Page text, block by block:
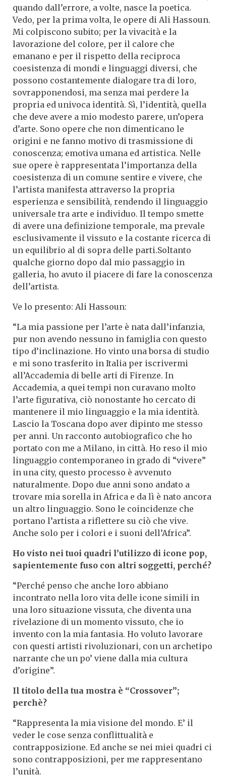
quando dall’errore, a volte, nasce la poetica.
Vedo, per la prima volta, le opere di Ali Hassoun.
Mi colpiscono subito; per la vivacità e la
lavorazione del colore, per il calore che
emanano e per il rispetto della reciproca
coesistenza di mondi e linguaggi diversi, che
possono costantemente dialogare tra di loro,
sovrapponendosi, ma senza mai perdere la
propria ed univoca identità. Sì, l’identità, quella
che deve avere a mio modesto parere, un’opera
d’arte. Sono opere che non dimenticano le
origini e ne fanno motivo di trasmissione di
conoscenza; emotiva umana ed artistica. Nelle
sue opere è rappresentata l’importanza della
coesistenza di un comune sentire e vivere, che
l’artista manifesta attraverso la propria
esperienza e sensibilità, rendendo il linguaggio
universale tra arte e individuo. Il tempo smette
di avere una definizione temporale, ma prevale
esclusivamente il vissuto e la costante ricerca di
un equilibrio al di sopra delle parti.Soltanto
qualche giorno dopo dal mio passaggio in
galleria, ho avuto il piacere di fare la conoscenza
dell’artista.
Ve lo presento: Ali Hassoun:
“La mia passione per l’arte è nata dall’infanzia,
pur non avendo nessuno in famiglia con questo
tipo d’inclinazione. Ho vinto una borsa di studio
e mi sono trasferito in Italia per iscrivermi
all’Accademia di belle arti di Firenze. In
Accademia, a quei tempi non curavano molto
l’arte figurativa, ciò nonostante ho cercato di
mantenere il mio linguaggio e la mia identità.
Lascio la Toscana dopo aver dipinto me stesso
per anni. Un racconto autobiografico che ho
portato con me a Milano, in città. Ho reso il mio
linguaggio contemporaneo in grado di “vivere”
in una city, questo processo è avvenuto
naturalmente. Dopo due anni sono andato a
trovare mia sorella in Africa e da lì è nato ancora
un altro linguaggio. Sono le coincidenze che
portano l’artista a riflettere su ciò che vive.
Anche solo per i colori e i suoni dell’Africa”.
Ho visto nei tuoi quadri l’utilizzo di icone pop,
sapientemente fuso con altri soggetti, perché?
“Perché penso che anche loro abbiano
incontrato nella loro vita delle icone simili in
una loro situazione vissuta, che diventa una
rivelazione di un momento vissuto, che io
invento con la mia fantasia. Ho voluto lavorare
con questi artisti rivoluzionari, con un archetipo
narrante che un po’ viene dalla mia cultura
d’origine”.
Il titolo della tua mostra è “Crossover”;
perchè?
“Rappresenta la mia visione del mondo. E’ il
veder le cose senza conflittualità e
contrapposizione. Ed anche se nei miei quadri ci
sono contrapposizioni, per me rappresentano
l’unità.